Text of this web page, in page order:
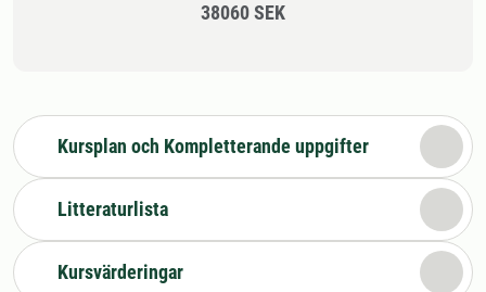
38060 SEK
Kursplan och Kompletterande uppgifter
Litteraturlista
Kursvärderingar